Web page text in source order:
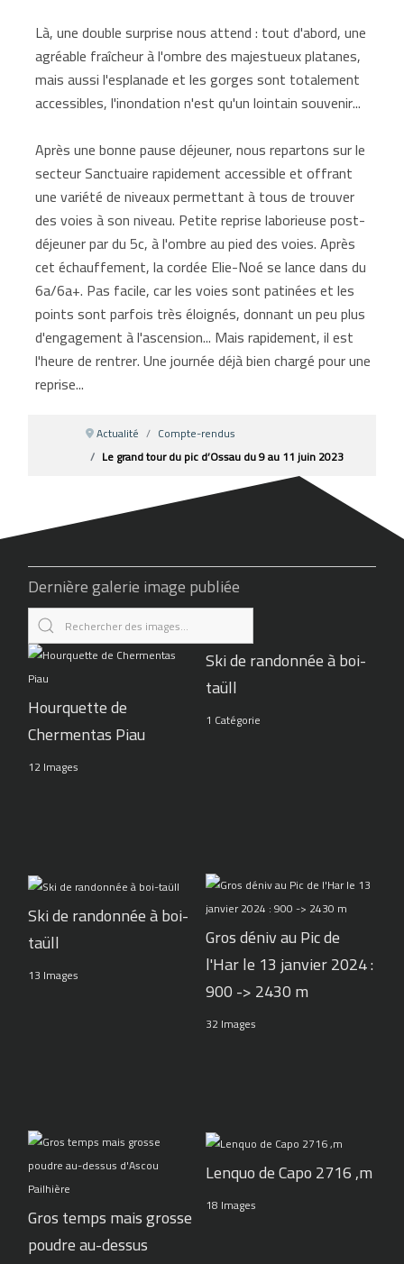
Là, une double surprise nous attend : tout d'abord, une
agréable fraîcheur à l'ombre des majestueux platanes,
mais aussi l'esplanade et les gorges sont totalement
accessibles, l'inondation n'est qu'un lointain souvenir...
Après une bonne pause déjeuner, nous repartons sur le
secteur Sanctuaire rapidement accessible et offrant
une variété de niveaux permettant à tous de trouver
des voies à son niveau. Petite reprise laborieuse post-
déjeuner par du 5c, à l'ombre au pied des voies. Après
cet échauffement, la cordée Elie-Noé se lance dans du
6a/6a+. Pas facile, car les voies sont patinées et les
points sont parfois très éloignés, donnant un peu plus
d'engagement à l'ascension... Mais rapidement, il est
l'heure de rentrer. Une journée déjà bien chargé pour une
reprise...
Actualité
Compte-rendus
Le grand tour du pic d’Ossau du 9 au 11 juin 2023
Dernière galerie image publiée
Hourquette de
Chermentas Piau
12 Images
Ski de randonnée à boi-
taüll
1 Catégorie
Ski de randonnée à boi-
taüll
13 Images
Gros déniv au Pic de
l'Har le 13 janvier 2024 :
900 -> 2430 m
32 Images
Gros temps mais grosse
poudre au-dessus
Lenquo de Capo 2716 ,m
18 Images